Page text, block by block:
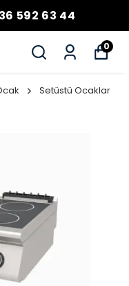
592 63 44
0
Setüstü Ocaklar